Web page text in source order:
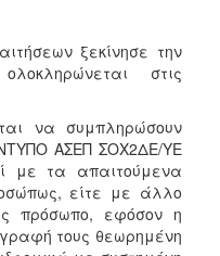
ξεκίνησε την
στις
να συμπληρώσουν
ΑΣΕΠ ΣΟΧ2ΔΕ/ΥΕ
με τα απαιτούμενα
είτε με άλλο
πρόσωπο, εφόσον η
τους θεωρημένη